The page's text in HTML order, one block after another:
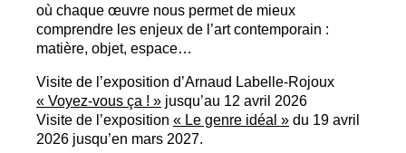
où chaque œuvre nous permet de mieux
comprendre les enjeux de l’art contemporain :
matière, objet, espace…
Visite de l’exposition d’Arnaud Labelle-Rojoux
« Voyez-vous ça ! » jusqu’au 12 avril 2026
Visite de l’exposition « Le genre idéal » du 19 avril
2026 jusqu’en mars 2027.